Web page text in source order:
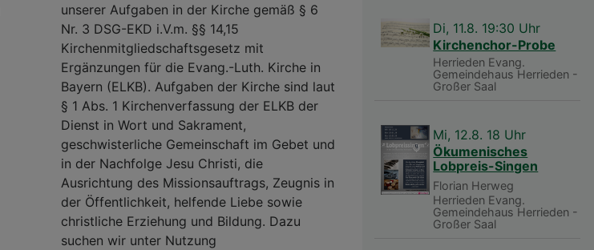
unserer Aufgaben in der Kirche gemäß § 6
Nr. 3 DSG-EKD i.V.m. §§ 14,15
Kirchenmitgliedschaftsgesetz mit
Ergänzungen für die Evang.-Luth. Kirche in
Bayern (ELKB). Aufgaben der Kirche sind laut
§ 1 Abs. 1 Kirchenverfassung der ELKB der
Dienst in Wort und Sakrament,
geschwisterliche Gemeinschaft im Gebet und
in der Nachfolge Jesu Christi, die
Ausrichtung des Missionsauftrags, Zeugnis in
der Öffentlichkeit, helfende Liebe sowie
christliche Erziehung und Bildung. Dazu
suchen wir unter Nutzung
Di, 11.8. 19:30 Uhr
Kirchenchor-Probe
Herrieden Evang.
Gemeindehaus Herrieden -
Großer Saal
Mi, 12.8. 18 Uhr
Ökumenisches
Lobpreis-Singen
Florian Herweg
Herrieden Evang.
Gemeindehaus Herrieden -
Großer Saal